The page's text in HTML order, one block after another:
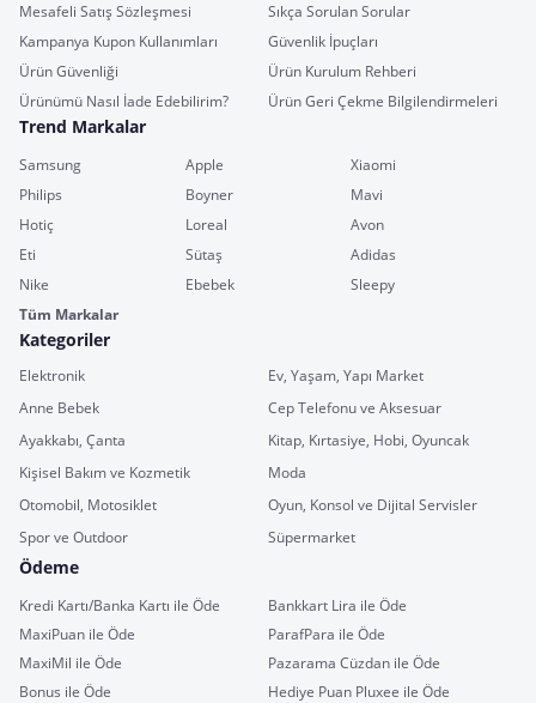
Mesafeli Satış Sözleşmesi
Sıkça Sorulan Sorular
Kampanya Kupon Kullanımları
Güvenlik İpuçları
Ürün Güvenliği
Ürün Kurulum Rehberi
Ürünümü Nasıl İade Edebilirim?
Ürün Geri Çekme Bilgilendirmeleri
Trend Markalar
Samsung Apple
Xiaomi
Philips
Boyner
Mavi
Hotiç
Loreal
Avon
Eti
Sütaş
Adidas
Nike
Ebebek
Sleepy
Tüm Markalar
Kategoriler
Elektronik
Ev, Yaşam, Yapı Market
Anne Bebek
Cep Telefonu ve Aksesuar
Ayakkabı, Çanta
Kitap, Kırtasiye, Hobi, Oyuncak
Kişisel Bakım ve Kozmetik
Moda
Otomobil, Motosiklet
Oyun, Konsol ve Dijital Servisler
Spor ve Outdoor
Süpermarket
Ödeme
Kredi Kartı/Banka Kartı ile Öde
Bankkart Lira ile Öde
MaxiPuan ile Öde
ParafPara ile Öde
MaxiMil ile Öde
Pazarama Cüzdan ile Öde
Bonus ile Öde
Hediye Puan Pluxee ile Öde